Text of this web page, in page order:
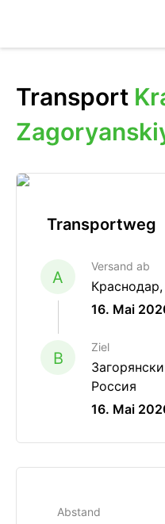
Transport
Transportweg
A
Versand ab
16. Mai
B
Ziel
Россия
16. Mai
Abstand